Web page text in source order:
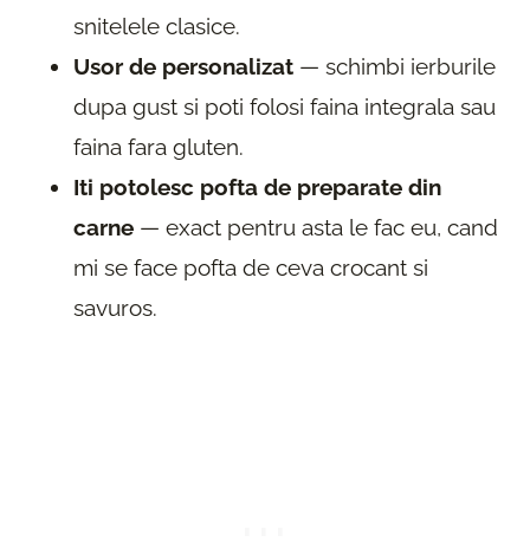
snitelele clasice.
Usor de personalizat — schimbi ierburile
dupa gust si poti folosi faina integrala sau
faina fara gluten.
Iti potolesc pofta de preparate din
carne — exact pentru asta le fac eu, cand
mi se face pofta de ceva crocant si
savuros.